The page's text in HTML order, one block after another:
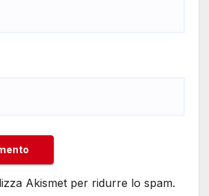
Akismet per ridurre lo spam.